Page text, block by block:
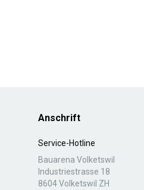
Anschrift
Service-Hotline
Bauarena Volketswil
Industriestrasse 18
8604 Volketswil ZH